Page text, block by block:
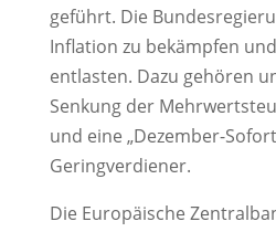
geführt. Die
Inflation zu bekämpfen
entlasten. Dazu gehören
Senkung der
und eine „Dezember-
Geringverdiener.
Die Europäische